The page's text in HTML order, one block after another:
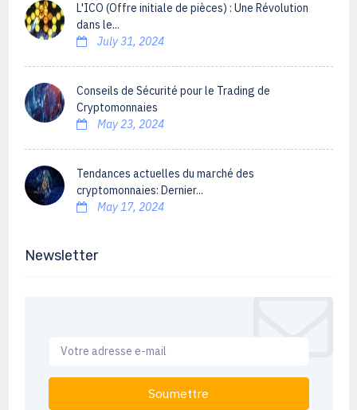
L'ICO (Offre initiale de pièces) : Une Révolution
dans le...
July 31, 2024
Conseils de Sécurité pour le Trading de
Cryptomonnaies
May 23, 2024
Tendances actuelles du marché des
cryptomonnaies: Dernier...
May 17, 2024
Newsletter
Soumettre